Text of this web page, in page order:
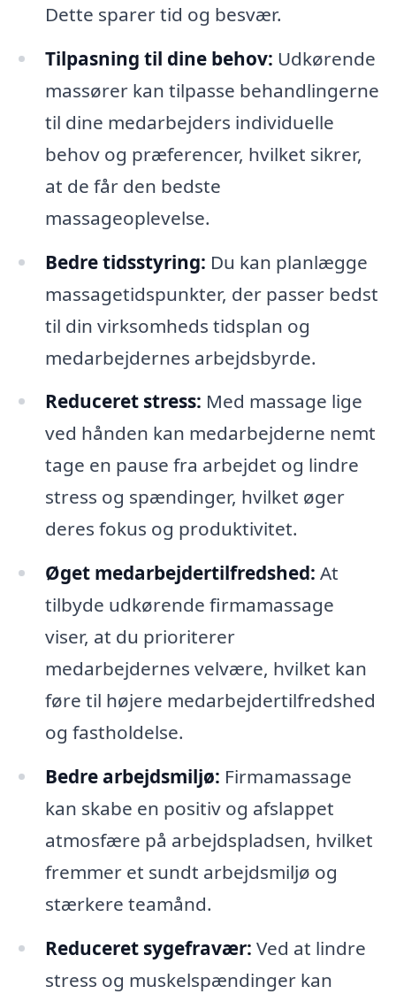
Dette sparer tid og besvær.
Tilpasning til dine behov: Udkørende
massører kan tilpasse behandlingerne
til dine medarbejders individuelle
behov og præferencer, hvilket sikrer,
at de får den bedste
massageoplevelse.
Bedre tidsstyring: Du kan planlægge
massagetidspunkter, der passer bedst
til din virksomheds tidsplan og
medarbejdernes arbejdsbyrde.
Reduceret stress: Med massage lige
ved hånden kan medarbejderne nemt
tage en pause fra arbejdet og lindre
stress og spændinger, hvilket øger
deres fokus og produktivitet.
Øget medarbejdertilfredshed: At
tilbyde udkørende firmamassage
viser, at du prioriterer
medarbejdernes velvære, hvilket kan
føre til højere medarbejdertilfredshed
og fastholdelse.
Bedre arbejdsmiljø: Firmamassage
kan skabe en positiv og afslappet
atmosfære på arbejdspladsen, hvilket
fremmer et sundt arbejdsmiljø og
stærkere teamånd.
Reduceret sygefravær: Ved at lindre
stress og muskelspændinger kan